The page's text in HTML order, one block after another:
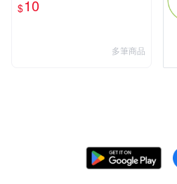
$10
多筆商品